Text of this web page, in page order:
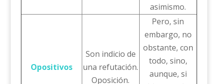
asimismo.
Opositivos
Son indicio de
una refutación.
Oposición.
Pero, sin
embargo, no
obstante, con
todo, sino,
aunque, si